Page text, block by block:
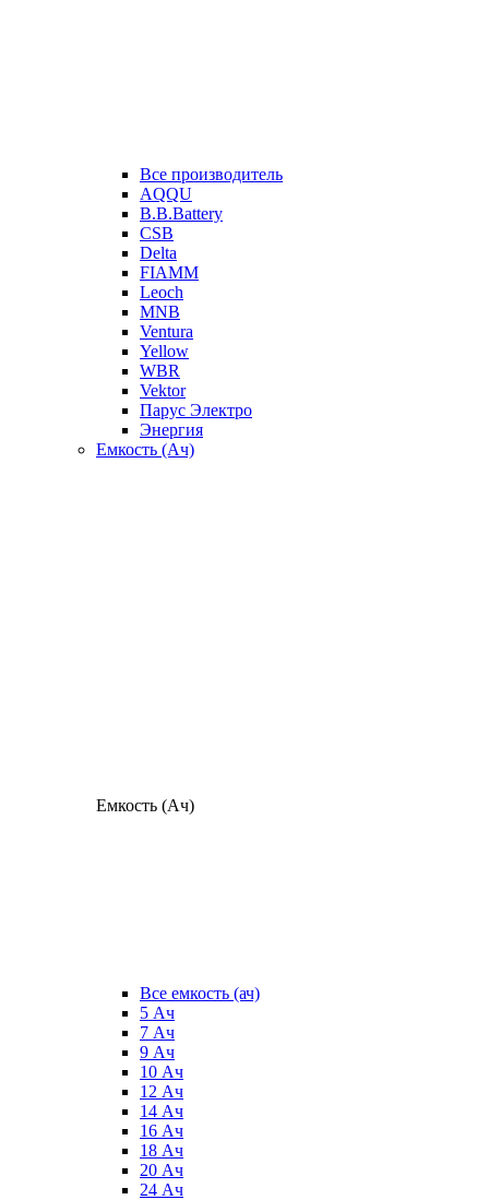
Все производитель
AQQU
B.B.Battery
CSB
Delta
FIAMM
Leoch
MNB
Ventura
Yellow
WBR
Vektor
Парус Электро
Энергия
Емкость (Ач)
Емкость (Ач)
Все емкость (ач)
5 Ач
7 Ач
9 Ач
10 Ач
12 Ач
14 Ач
16 Ач
18 Ач
20 Ач
24 Ач